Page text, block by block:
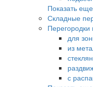
Показать еще
Складные
для
из
с